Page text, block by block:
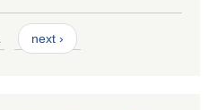
next ›